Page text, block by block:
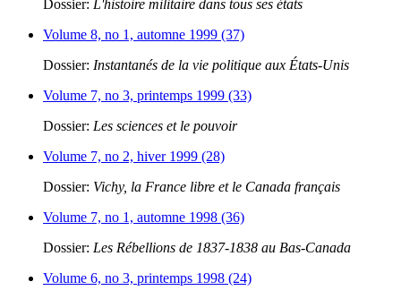
Dossier: L'histoire militaire dans tous ses états
Volume 8, no 1, automne 1999 (37)
Dossier: Instantanés de la vie politique aux États-Unis
Volume 7, no 3, printemps 1999 (33)
Dossier: Les sciences et le pouvoir
Volume 7, no 2, hiver 1999 (28)
Dossier: Vichy, la France libre et le Canada français
Volume 7, no 1, automne 1998 (36)
Dossier: Les Rébellions de 1837-1838 au Bas-Canada
Volume 6, no 3, printemps 1998 (24)